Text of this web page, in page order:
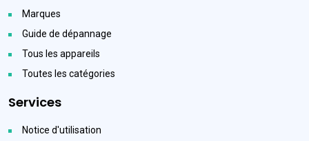
Marques
Guide de dépannage
Tous les appareils
Toutes les catégories
Services
Notice d'utilisation